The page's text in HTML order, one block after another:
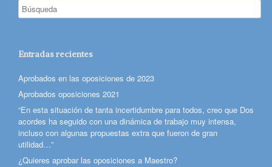
Entradas recientes
Aprobados en las oposiciones de 2023
Aprobados oposiciones 2021
“En esta situación de tanta incertidumbre para todos, creo que Dos
acordes ha seguido con una dinámica de trabajo muy intensa,
incluso con algunas propuestas extra que fueron de gran
utilidad…”
¿Quieres aprobar las oposiciones a Maestro?